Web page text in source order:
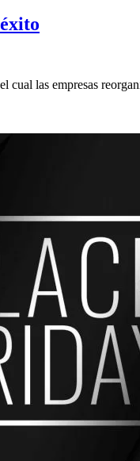
las empresas